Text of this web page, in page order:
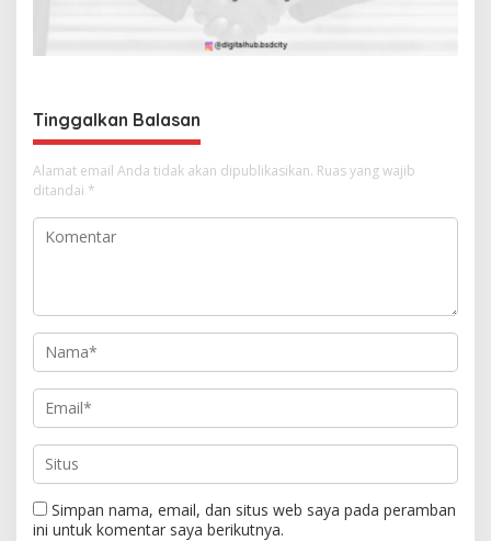
o
s
Tinggalkan Balasan
Alamat email Anda tidak akan dipublikasikan. Ruas yang wajib
ditandai *
Simpan nama, email, dan situs web saya pada peramban
ini untuk komentar saya berikutnya.